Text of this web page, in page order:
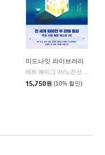
미드나잇 라이브러리
15,750원 (10% 할인)